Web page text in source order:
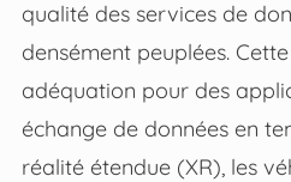
qualité des services de
densément peuplées.
adéquation pour des
échange de données en
réalité étendue (XR), les